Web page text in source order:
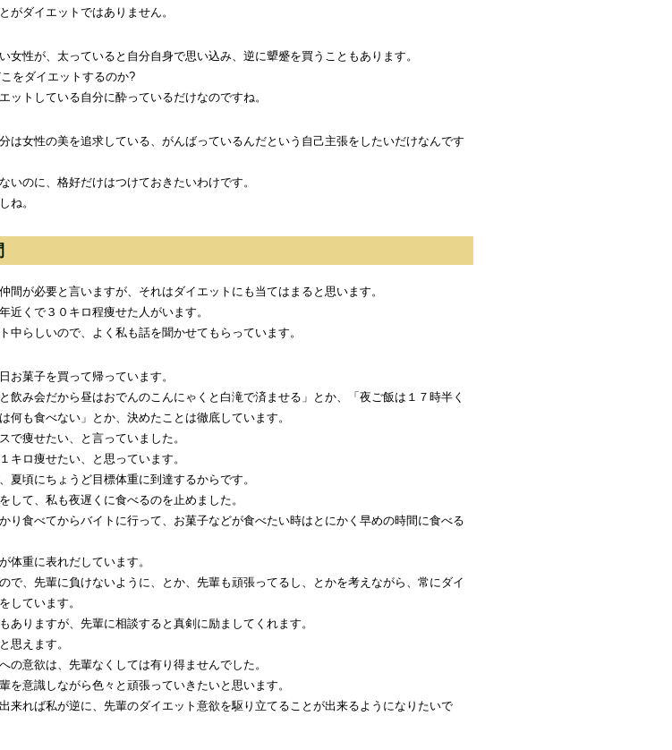
がダイエットではありません。
女性が、太っていると自分自身で思い込み、逆に顰蹙を買うこともあります。
をダイエットするのか?
ットしている自分に酔っているだけなのですね。
は女性の美を追求している、がんばっているんだという自己主張をしたいだけなんです
いのに、格好だけはつけておきたいわけです。
ね。
間が必要と言いますが、それはダイエットにも当てはまると思います。
近くで３０キロ程痩せた人がいます。
中らしいので、よく私も話を聞かせてもらっています。
お菓子を買って帰っています。
飲み会だから昼はおでんのこんにゃくと白滝で済ませる」とか、「夜ご飯は１７時半く
何も食べない」とか、決めたことは徹底しています。
で痩せたい、と言っていました。
キロ痩せたい、と思っています。
夏頃にちょうど目標体重に到達するからです。
して、私も夜遅くに食べるのを止めました。
り食べてからバイトに行って、お菓子などが食べたい時はとにかく早めの時間に食べる
体重に表れだしています。
で、先輩に負けないように、とか、先輩も頑張ってるし、とかを考えながら、常にダイ
しています。
ありますが、先輩に相談すると真剣に励ましてくれます。
思えます。
の意欲は、先輩なくしては有り得ませんでした。
を意識しながら色々と頑張っていきたいと思います。
来れば私が逆に、先輩のダイエット意欲を駆り立てることが出来るようになりたいで